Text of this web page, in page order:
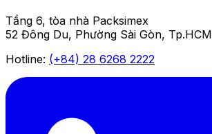
Tầng 6, tòa nhà Packsimex
52 Đông Du, Phường Sài Gòn, Tp.HCM
Hotline: (+84) 28 6268 2222